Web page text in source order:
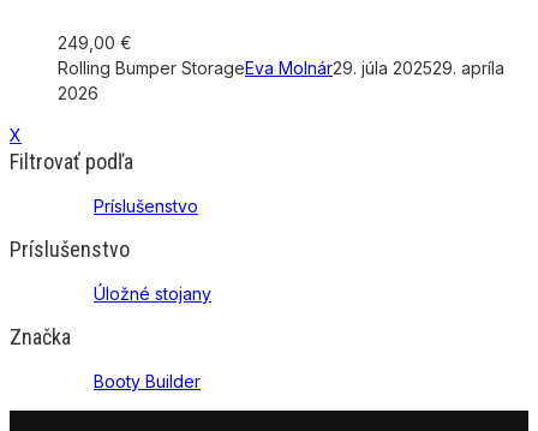
249,00 €
Rolling Bumper StorageEva Molnár29. júla 202529. apríla
2026
X
Filtrovať podľa
Príslušenstvo
Príslušenstvo
Úložné stojany
Značka
Booty Builder